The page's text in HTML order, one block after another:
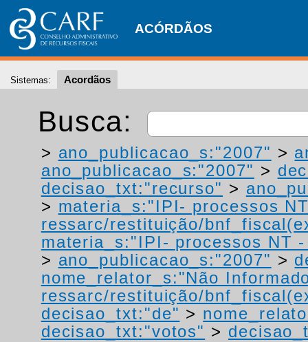
ACÓRDÃOS
Sistemas: Acordãos
Busca:
> ano_publicacao_s:"2007" >
ano_publicacao_s:"2007" >
decisao_txt:"recurso" >
> materia_s:"IPI- processos
ressarc/restituição/
materia_s:"IPI- processos NT
> ano_publicacao_s:"2007" >
nome_relator_s:"Não
ressarc/restituição/
decisao_txt:"de" >
decisao_txt:"votos" >